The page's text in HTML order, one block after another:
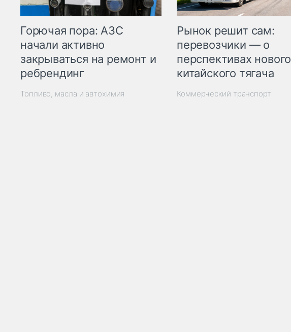
Горючая пора: АЗС
начали активно
закрываться на ремонт и
ребрендинг
Топливо, масла и автохимия
Рынок решит сам:
перевозчики — о
перспективах нового
китайского тягача
Коммерческий транспорт